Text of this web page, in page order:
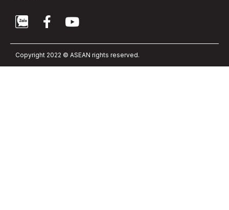
Copyright 2022 © ASEAN rights reserved.